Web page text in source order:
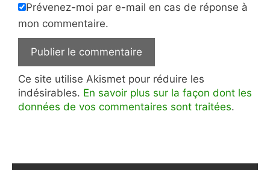
Prévenez-moi par e-mail en cas de réponse à
mon commentaire.
Ce site utilise Akismet pour réduire les
indésirables. En savoir plus sur la façon dont les
données de vos commentaires sont traitées.